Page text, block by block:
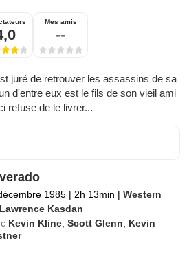
Mes amis
--
juré de retrouver les assassins de sa
d'entre eux est le fils de son vieil ami
refuse de le livrer...
1985 | 2h 13min | Western
Lawrence Kasdan
Kevin Kline ,Scott Glenn
Kevin